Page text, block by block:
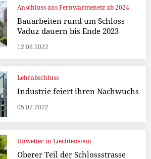
Anschluss ans Fernwärmenetz ab 2024
Bauarbeiten rund um Schloss
Vaduz dauern bis Ende 2023
12.08.2022
Lehrabschluss
Industrie feiert ihren Nachwuchs
05.07.2022
Unwetter in Liechtenstein
Oberer Teil der Schlossstrasse